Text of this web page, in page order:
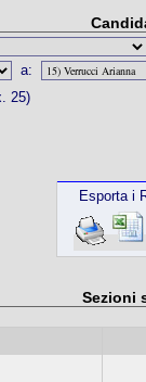
a:
25)
Esporta i
Sezioni